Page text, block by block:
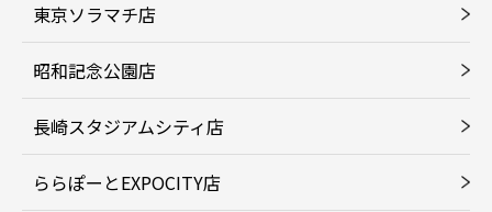
東京ソラマチ店
昭和記念公園店
長崎スタジアムシティ店
ららぽーとEXPOCITY店